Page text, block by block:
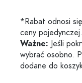
*Rabat odnosi
ceny pojedynczej.
Ważne: Jeśli
wybrać osobno.
dodane do